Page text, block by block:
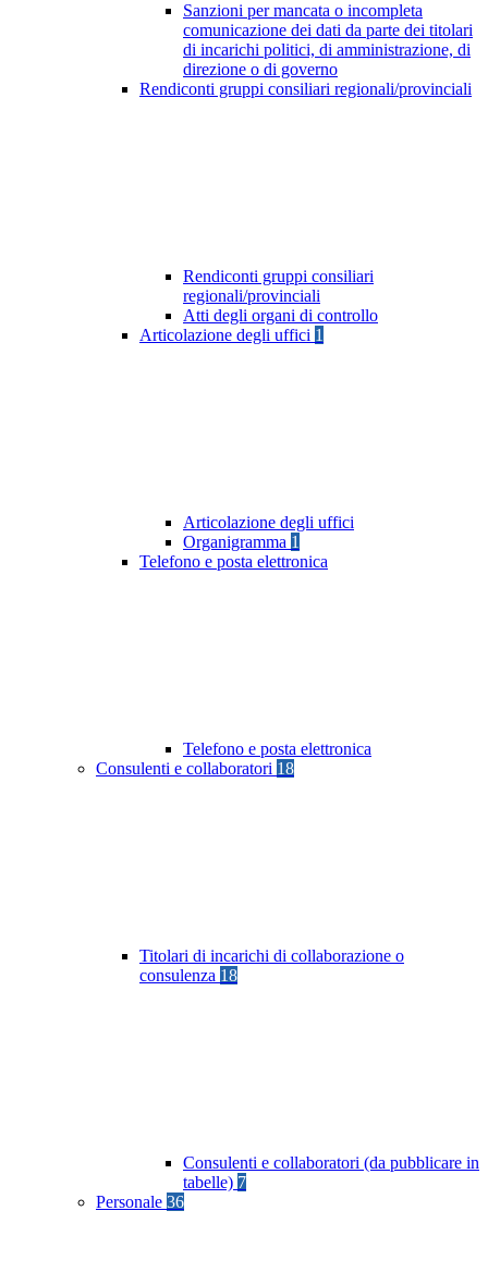
Sanzioni per mancata o incompleta
comunicazione dei dati da parte dei titolari
di incarichi politici, di amministrazione, di
direzione o di governo
Rendiconti gruppi consiliari regionali/provinciali
Rendiconti gruppi consiliari
regionali/provinciali
Atti degli organi di controllo
Articolazione degli uffici 1
Articolazione degli uffici
Organigramma 1
Telefono e posta elettronica
Telefono e posta elettronica
Consulenti e collaboratori 18
Titolari di incarichi di collaborazione o
consulenza 18
Consulenti e collaboratori (da pubblicare in
tabelle) 7
Personale 36